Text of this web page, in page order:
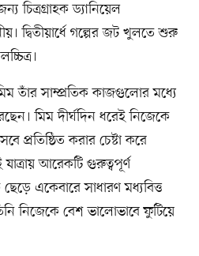
চিত্রগ্রাহক ড্যানিয়েল
দ্বিতীয়ার্ধে গল্পের জট খুলতে শুরু
তাঁর সাম্প্রতিক কাজগুলোর মধ্যে
মিম দীর্ঘদিন ধরেই নিজেকে
প্রতিষ্ঠিত করার চেষ্টা করে
আরেকটি গুরুত্বপূর্ণ
একেবারে সাধারণ মধ্যবিত্ত
নিজেকে বেশ ভালোভাবে ফুটিয়ে